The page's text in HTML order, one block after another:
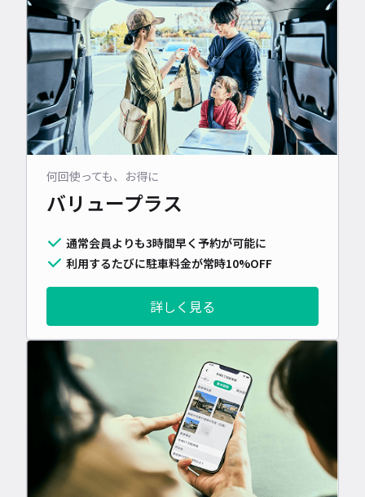
何回使っても、お得に
バリュープラス
通常会員よりも3時間早く予約が可能に
利用するたびに駐車料金が常時10%OFF
詳しく見る